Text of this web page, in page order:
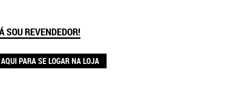
SOU REVENDEDOR!
PARA SE LOGAR NA LOJA